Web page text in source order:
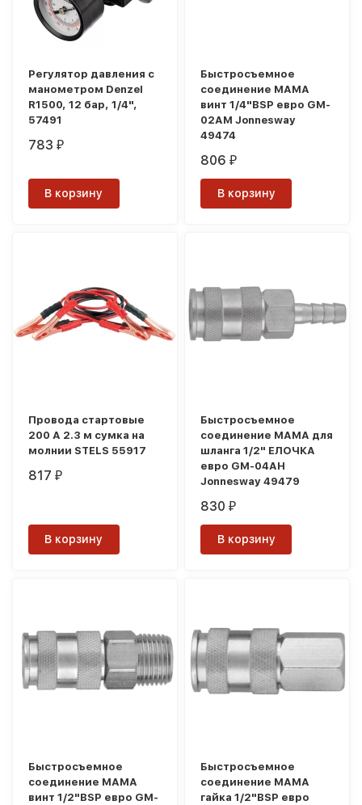
Регулятор давления с
манометром Denzel
R1500, 12 бар, 1/4",
57491
783₽
В корзину
Быстросъемное
соединение МАМА
винт 1/4"BSP евро GM-
02AM Jonnesway
49474
806₽
В корзину
Провода стартовые
200 А 2.3 м сумка на
молнии STELS 55917
817₽
В корзину
Быстросъемное
соединение МАМА для
шланга 1/2" ЕЛОЧКА
евро GM-04AH
Jonnesway 49479
830₽
В корзину
Быстросъемное
соединение МАМА
винт 1/2"BSP евро GM-
Быстросъемное
соединение МАМА
гайка 1/2"BSP евро